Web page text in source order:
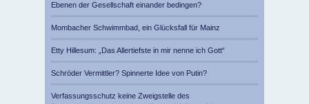
Ebenen der Gesellschaft einander bedingen?
Mombacher Schwimmbad, ein Glücksfall für Mainz
Etty Hillesum: „Das Allertiefste in mir nenne ich Gott“
Schröder Vermittler? Spinnerte Idee von Putin?
Verfassungsschutz keine Zweigstelle des